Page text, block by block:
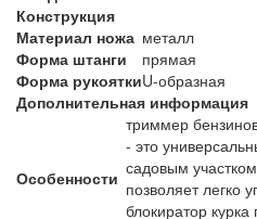
Конструкция
Материал ножа металл
Форма штанги
прямая
Форма рукояткиU-образная
Дополнительная информация
Особенности
триммер
- это
садовым
позволяет легко
блокиратор